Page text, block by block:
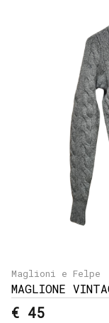
Maglioni e Felpe
MAGLIONE
€ 45